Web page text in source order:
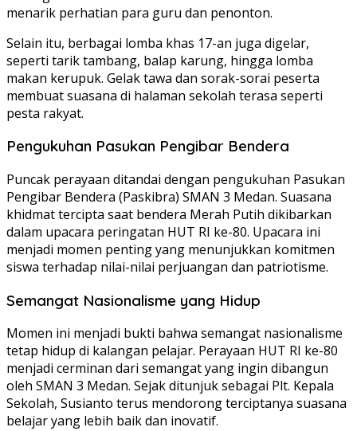
menarik perhatian para guru dan penonton.
Selain itu, berbagai lomba khas 17-an juga digelar,
seperti tarik tambang, balap karung, hingga lomba
makan kerupuk. Gelak tawa dan sorak-sorai peserta
membuat suasana di halaman sekolah terasa seperti
pesta rakyat.
Pengukuhan Pasukan Pengibar Bendera
Puncak perayaan ditandai dengan pengukuhan Pasukan
Pengibar Bendera (Paskibra) SMAN 3 Medan. Suasana
khidmat tercipta saat bendera Merah Putih dikibarkan
dalam upacara peringatan HUT RI ke-80. Upacara ini
menjadi momen penting yang menunjukkan komitmen
siswa terhadap nilai-nilai perjuangan dan patriotisme.
Semangat Nasionalisme yang Hidup
Momen ini menjadi bukti bahwa semangat nasionalisme
tetap hidup di kalangan pelajar. Perayaan HUT RI ke-80
menjadi cerminan dari semangat yang ingin dibangun
oleh SMAN 3 Medan. Sejak ditunjuk sebagai Plt. Kepala
Sekolah, Susianto terus mendorong terciptanya suasana
belajar yang lebih baik dan inovatif.